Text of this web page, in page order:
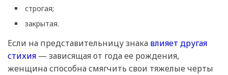
строгая;
закрытая.
Если на представительницу знака влияет другая
стихия — зависящая от года ее рождения,
женщина способна смягчить свои тяжелые черты